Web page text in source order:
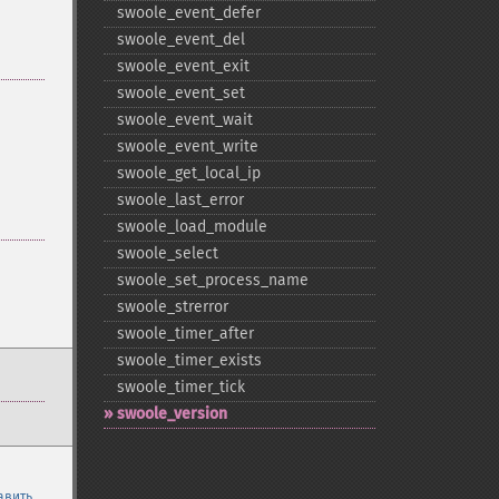
swoole_​event_​defer
swoole_​event_​del
swoole_​event_​exit
swoole_​event_​set
swoole_​event_​wait
swoole_​event_​write
swoole_​get_​local_​ip
swoole_​last_​error
swoole_​load_​module
swoole_​select
swoole_​set_​process_​name
swoole_​strerror
swoole_​timer_​after
swoole_​timer_​exists
swoole_​timer_​tick
swoole_​version